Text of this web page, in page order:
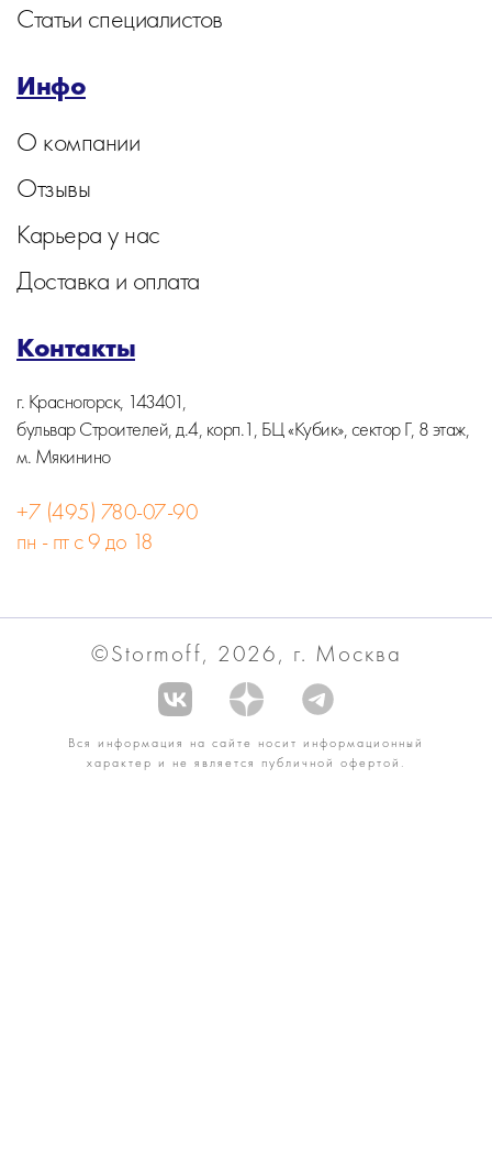
Статьи специалистов
Инфо
О компании
Отзывы
Карьера у нас
Доставка и оплата
Контакты
г. Красногорск, 143401,
бульвар Строителей, д.4, корп.1, БЦ «Кубик», сектор Г, 8 этаж,
м. Мякинино
+7 (495) 780-07-90
пн - пт с 9 до 18
©Stormoff, 2026, г. Москва
Вся информация на сайте носит информационный
характер и не является публичной офертой.